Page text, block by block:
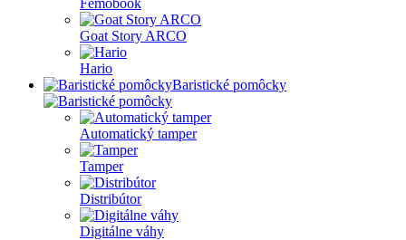
Femobook
Goat Story ARCO
Hario
Baristické pomôcky
Automatický tamper
Tamper
Distribútor
Digitálne váhy